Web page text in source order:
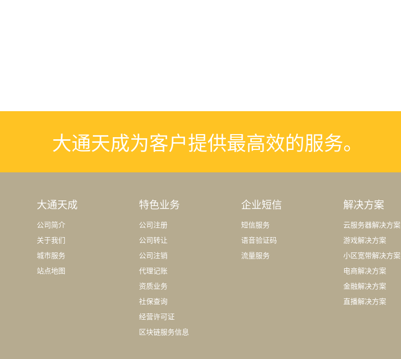
大通天成为客户提供最高效的服务。
大通天成
公司简介
关于我们
城市服务
站点地图
特色业务
公司注册
公司转让
公司注销
代理记账
资质业务
社保查询
经营许可证
区块链服务信息
企业短信
短信服务
语音验证码
流量服务
解决方案
云服务器解决方案
游戏解决方案
小区宽带解决方案
电商解决方案
金融解决方案
直播解决方案